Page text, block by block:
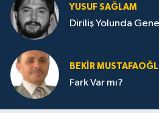
YUSUF SAĞLAM
Diriliş Yolunda
BEKIR
Fark Var mı?